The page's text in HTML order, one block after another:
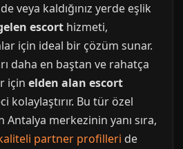
veya kaldığınız yerde eşlik
escort hizmeti,
için ideal bir çözüm sunar.
daha en baştan ve rahatça
için elden alan escort
kolaylaştırır. Bu tür özel
merkezinin yanı sıra,
partner profilleri de